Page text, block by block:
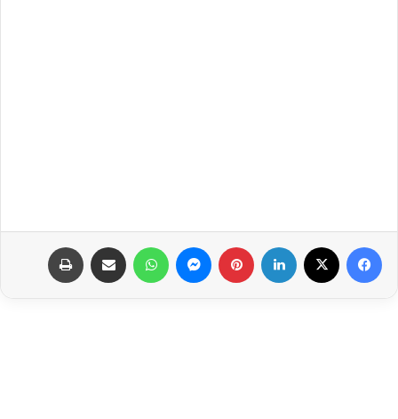
فيسبوك لينكدإن بينتيريست ماسنجر واتساب مشاركة عبر البريد